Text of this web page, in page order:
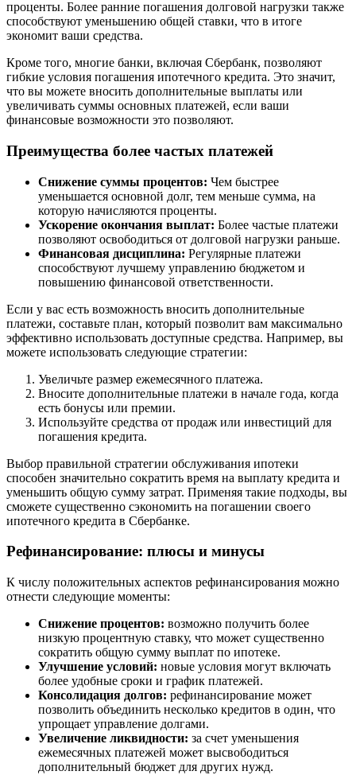
проценты. Более ранние погашения долговой нагрузки также
способствуют уменьшению общей ставки, что в итоге
экономит ваши средства.
Кроме того, многие банки, включая Сбербанк, позволяют
гибкие условия погашения ипотечного кредита. Это значит,
что вы можете вносить дополнительные выплаты или
увеличивать суммы основных платежей, если ваши
финансовые возможности это позволяют.
Преимущества более частых платежей
Снижение суммы процентов: Чем быстрее
уменьшается основной долг, тем меньше сумма, на
которую начисляются проценты.
Ускорение окончания выплат: Более частые платежи
позволяют освободиться от долговой нагрузки раньше.
Финансовая дисциплина: Регулярные платежи
способствуют лучшему управлению бюджетом и
повышению финансовой ответственности.
Если у вас есть возможность вносить дополнительные
платежи, составьте план, который позволит вам максимально
эффективно использовать доступные средства. Например, вы
можете использовать следующие стратегии:
Увеличьте размер ежемесячного платежа.
Вносите дополнительные платежи в начале года, когда
есть бонусы или премии.
Используйте средства от продаж или инвестиций для
погашения кредита.
Выбор правильной стратегии обслуживания ипотеки
способен значительно сократить время на выплату кредита и
уменьшить общую сумму затрат. Применяя такие подходы, вы
сможете существенно сэкономить на погашении своего
ипотечного кредита в Сбербанке.
Рефинансирование: плюсы и минусы
К числу положительных аспектов рефинансирования можно
отнести следующие моменты:
Снижение процентов: возможно получить более
низкую процентную ставку, что может существенно
сократить общую сумму выплат по ипотеке.
Улучшение условий: новые условия могут включать
более удобные сроки и график платежей.
Консолидация долгов: рефинансирование может
позволить объединить несколько кредитов в один, что
упрощает управление долгами.
Увеличение ликвидности: за счет уменьшения
ежемесячных платежей может высвободиться
дополнительный бюджет для других нужд.